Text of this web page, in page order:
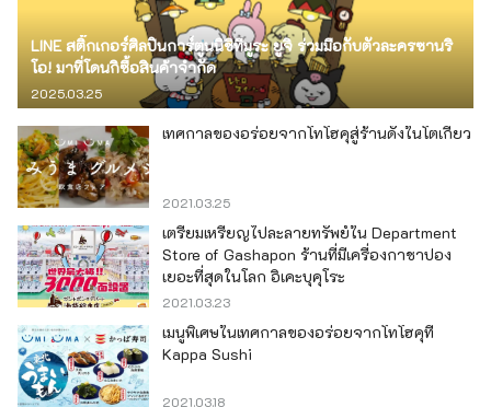
LINE สติ๊กเกอร์ศิลปินการ์ตูนนิชิทีมูระ ยูจิ ร่วมมือกับตัวละครซานริ
โอ! มาที่โดนกิซื้อสินค้าจำกัด
2025.03.25
เทศกาลของอร่อยจากโทโฮคุสู่ร้านดังในโตเกียว
2021.03.25
เตรียมเหรียญไปละลายทรัพย์ใน Department
Store of Gashapon ร้านที่มีเครื่องกาชาปอง
เยอะที่สุดในโลก อิเคะบุคุโระ
2021.03.23
เมนูพิเศษในเทศกาลของอร่อยจากโทโฮคุที่
Kappa Sushi
2021.03.18